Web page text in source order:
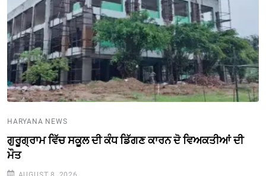
HARYANA NEWS
ਗੁਰੂਗ੍ਰਾਮ ਵਿੱਚ ਸਕੂਲ ਦੀ ਕੰਧ ਡਿੱਗਣ ਕਾਰਨ ਦੋ ਵਿਅਕਤੀਆਂ ਦੀ
ਮੌਤ